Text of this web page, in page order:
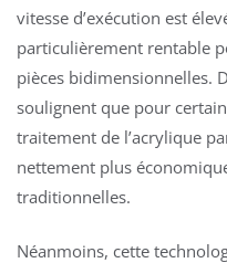
vitesse d’exécution est
particulièrement rentable
pièces bidimensionnelles.
soulignent que pour
traitement de l’acrylique
nettement plus
traditionnelles.
Néanmoins, cette